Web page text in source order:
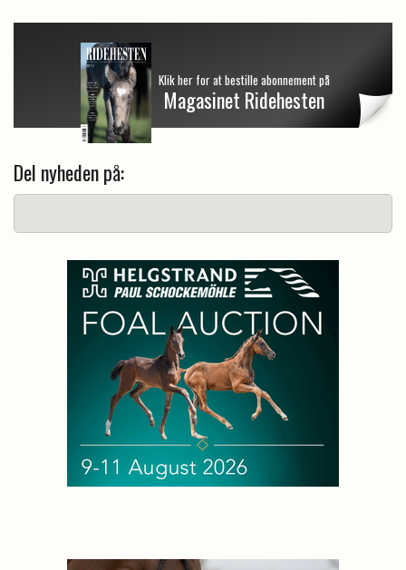
Klik her for at bestille abonnement på
Magasinet Ridehesten
Del nyheden på: